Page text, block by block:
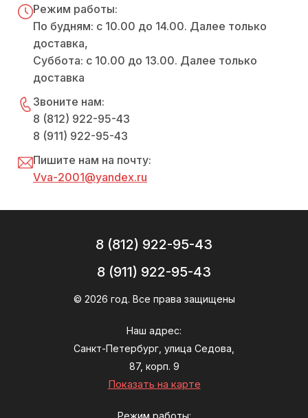
Режим работы:
По будням: с 10.00 до 14.00. Далее только
доставка,
Суббота: с 10.00 до 13.00. Далее только
доставка
Звоните нам:
8 (812) 922-95-43
8 (911) 922-95-43
Пишите нам на почту:
Vva-2001@yandex.ru
8 (812) 922-95-43
8 (911) 922-95-43
© 2026 год. Все права защищены
Наш адрес:
Санкт-Петербург, улица Седова,
87, корп. 9
Показать на карте
Режим работы: